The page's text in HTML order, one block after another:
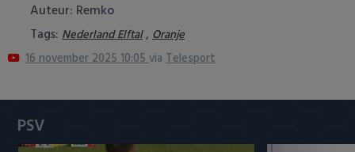
SC Heerenveen
Sparta
Vitesse
VVV Venlo
Auteur: Remko
Tags: Nederland Elftal, Oranje
16 november 2025 10:05via Telesport
PSV